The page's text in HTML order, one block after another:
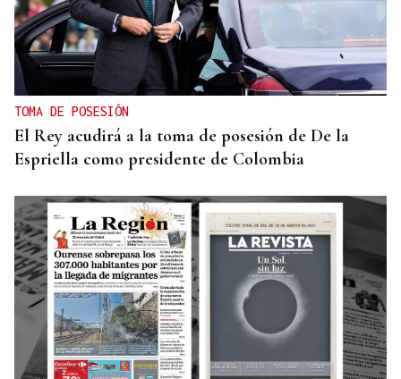
TOMA DE POSESIÓN
El Rey acudirá a la toma de posesión de De la
Espriella como presidente de Colombia